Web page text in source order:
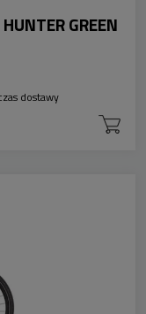
GREEN
dostawy